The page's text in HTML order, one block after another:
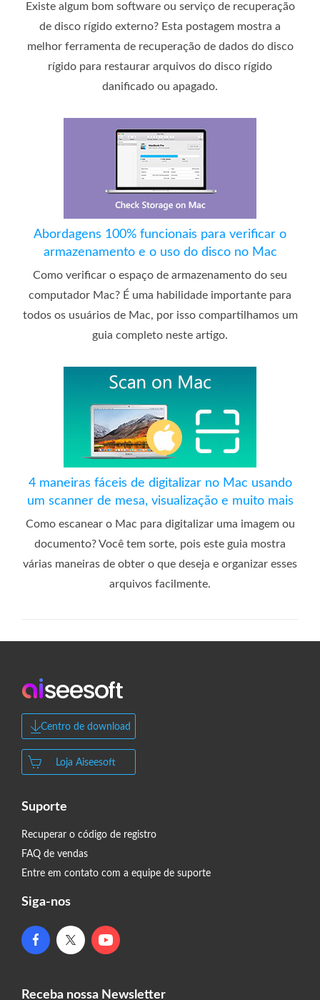
Existe algum bom software ou serviço de recuperação
de disco rígido externo? Esta postagem mostra a
melhor ferramenta de recuperação de dados do disco
rígido para restaurar arquivos do disco rígido
danificado ou apagado.
Abordagens 100% funcionais para verificar o
armazenamento e o uso do disco no Mac
Como verificar o espaço de armazenamento do seu
computador Mac? É uma habilidade importante para
todos os usuários de Mac, por isso compartilhamos um
guia completo neste artigo.
4 maneiras fáceis de digitalizar no Mac usando
um scanner de mesa, visualização e muito mais
Como escanear o Mac para digitalizar uma imagem ou
documento? Você tem sorte, pois este guia mostra
várias maneiras de obter o que deseja e organizar esses
arquivos facilmente.
Centro de download
Loja Aiseesoft
Suporte
Recuperar o código de registro
FAQ de vendas
Entre em contato com a equipe de suporte
Siga-nos
Receba nossa Newsletter